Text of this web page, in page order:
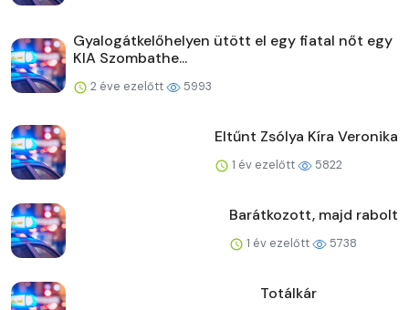
Gyalogátkelőhelyen ütött el egy fiatal nőt egy
KIA Szombathe...
2 éve ezelőtt 5993
Eltűnt Zsólya Kíra Veronika
1 év ezelőtt 5822
Barátkozott, majd rabolt
1 év ezelőtt 5738
Totálkár